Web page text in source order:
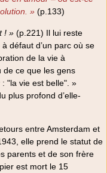
» (p.133)
! » (p.221) Il lui reste
défaut d’un parc où se
de la vie à
de ce que les gens
"la vie est belle". »
plus profond d’elle-
entre Amsterdam et
elle prend le statut de
parents et de son frère
est mort le 15